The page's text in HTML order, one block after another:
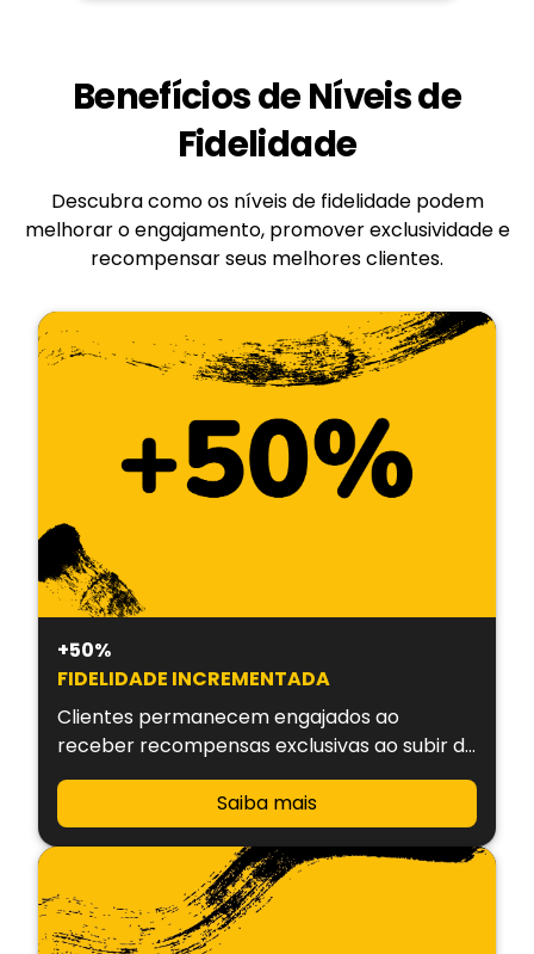
Benefícios de Níveis de
Fidelidade
Descubra como os níveis de fidelidade podem
melhorar o engajamento, promover exclusividade e
recompensar seus melhores clientes.
+50%
FIDELIDADE INCREMENTADA
Clientes permanecem engajados ao
receber recompensas exclusivas ao subir de
nível.
Saiba mais